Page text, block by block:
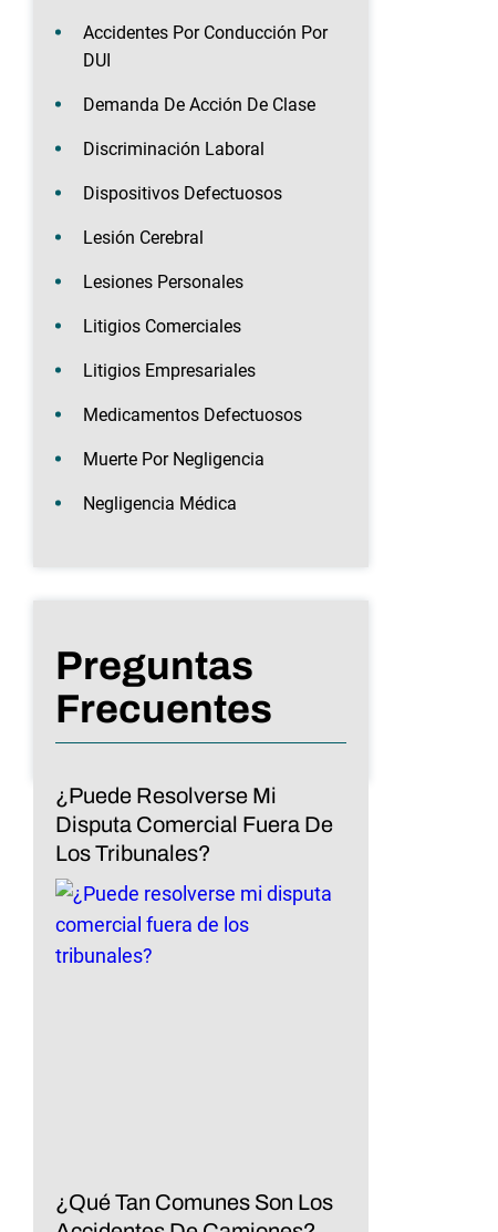
Accidentes Por Conducción Por
DUI
Demanda De Acción De Clase
Discriminación Laboral
Dispositivos Defectuosos
Lesión Cerebral
Lesiones Personales
Litigios Comerciales
Litigios Empresariales
Medicamentos Defectuosos
Muerte Por Negligencia
Negligencia Médica
Preguntas
Frecuentes
¿Puede Resolverse Mi
Disputa Comercial Fuera De
Los Tribunales?
¿Qué Tan Comunes Son Los